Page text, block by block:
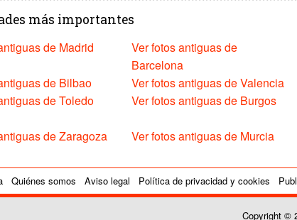
más importantes
de Madrid
Ver fotos antiguas de
Barcelona
de Bilbao Ver fotos antiguas de Valencia
de Toledo
Ver fotos antiguas de Burgos
de Zaragoza
Ver fotos antiguas de Murcia
Quiénes somos Aviso legal Política de privacidad y cookies
Copyright ©